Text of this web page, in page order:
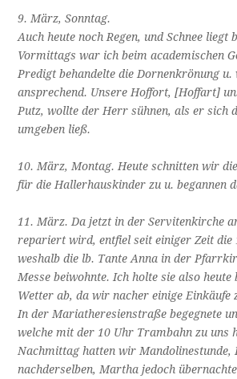
9. März, Sonntag.
Auch heute noch Regen, und Schnee liegt
Vormittags war ich beim academischen
Predigt behandelte die Dornenkrönung
ansprechend. Unsere Hoffort,[Hoffart]
Putz, wollte der Herrsühnen, als er sich
umgeben ließ.
10. März, Montag. Heute schnitten wir
für die Hallerhauskinder zu u. begannen
11. März. Da jetzt in der Servitenkirche
repariert wird, entfiel seit einiger Zeit die
weshalb die lb. Tante Anna in der
Messe beiwohnte. Ich holte sie also heute
Wetter ab, da wir nacher einige Einkäufe
In der Mariatheresienstraße begegnete
welche mit der 10 Uhr Trambahn zu uns
Nachmittag hatten wir Mandolinestunde,
nachderselben, Martha jedoch